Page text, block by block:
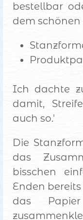
bestellbar
dem
Ich dachte
damit,
auch so.'
Die
das
bisschen
Enden
das